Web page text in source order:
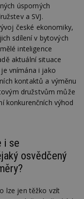
úsporných
a SVJ.
české ekonomiky,
sdílení v bytových
inteligence
aktuální situace
vnímána i jako
kontaktů a výměnu
družstvům může
konkurenčních výhod
i se
osvědčený
lze jen těžko vzít
.estav.cz
sekund
www.estav.cz 1 rok